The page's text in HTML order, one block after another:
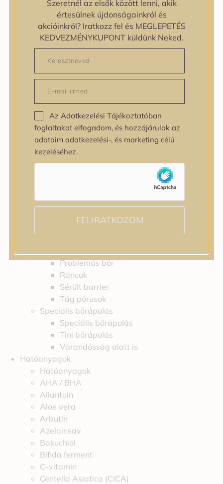
zipiderm
Bőrállapot
Bőrállapot
Bőrtípus
Bőrtípus
Kombinált
Száraz
Zsíros
Bőrprobléma
Bőrprobléma
Bőrpír
Dehidratált bőr
Érzékeny bőr
Fakóság
Problémás bőr
Ráncok
Sérült barrier
Tág pórusok
Speciális bőrápolás
Speciális bőrápolás
Tini bőrápolás
Várandósság alatt is
Hatóanyagok
Hatóanyagok
AHA / BHA
Allantoin
Aloe vera
Arbutin
Azelainsav
Bakuchiol
Bifida ferment
C-vitamin
Centella Asiatica (CICA)
Szeretnél az elsők között lenni, akik
értesülnek újdonságainkról és
akcióinkról? Iratkozz fel és MEGLEPETÉS
KEDVEZMÉNYKUPONT küldünk Neked.
Az Adatkezelési Tájékoztatóban
foglaltakat elfogadom, és hozzájárulok az
adataim adatkezelési-, és marketing célú
kezeléséhez.
FELIRATKOZOM